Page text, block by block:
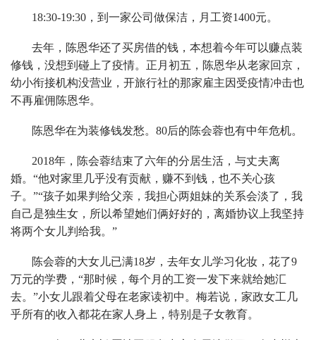
18:30-19:30，到一家公司做保洁，月工资1400元。
去年，陈恩华还了买房借的钱，本想着今年可以赚点装
修钱，没想到碰上了疫情。正月初五，陈恩华从老家回京，
幼小衔接机构没营业，开旅行社的那家雇主因受疫情冲击也
不再雇佣陈恩华。
陈恩华在为装修钱发愁。80后的陈会蓉也有中年危机。
2018年，陈会蓉结束了六年的分居生活，与丈夫离
婚。“他对家里几乎没有贡献，赚不到钱，也不关心孩
子。”“孩子如果判给父亲，我担心两姐妹的关系会淡了，我
自己是独生女，所以希望她们俩好好的，离婚协议上我坚持
将两个女儿判给我。”
陈会蓉的大女儿已满18岁，去年女儿学习化妆，花了9
万元的学费，“那时候，每个月的工资一发下来就给她汇
去。”小女儿跟着父母在老家读初中。梅若说，家政女工几
乎所有的收入都花在家人身上，特别是子女教育。